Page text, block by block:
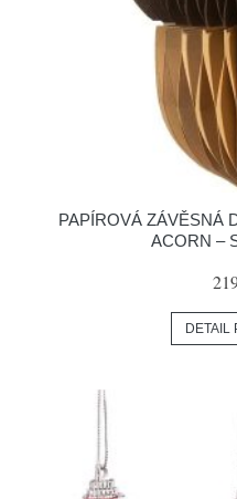
PAPÍROVÁ ZÁVĚSNÁ
ACORN –
DETAIL